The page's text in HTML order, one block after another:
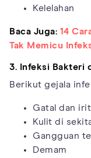
Kelelahan
Baca Juga: 14
Tak Memicu
3. Infeksi Bakteri
Berikut gejala
Gatal dan
Kulit di
Gangguan
Demam